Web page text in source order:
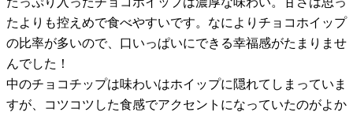
たよりも控えめで食べやすいです。なによりチョコホイップ
の比率が多いので、口いっぱいにできる幸福感がたまりませ
んでした！
中のチョコチップは味わいはホイップに隠れてしまっていま
すが、コツコツした食感でアクセントになっていたのがよか